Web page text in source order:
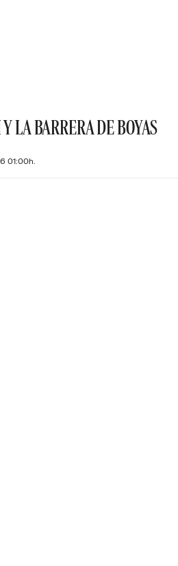
LA BARRERA DE BOYAS
01:00h.